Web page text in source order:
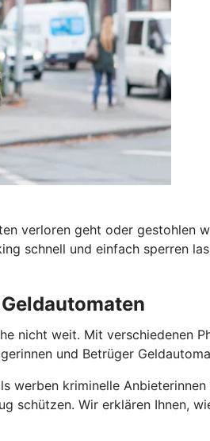
verloren geht oder gestohlen
schnell und einfach sperren
nicht weit. Mit verschiedenen
und Betrüger
werben kriminelle
schützen. Wir erklären Ihnen,